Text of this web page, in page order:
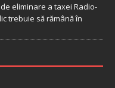
eliminare a taxei Radio-
trebuie să rămână în